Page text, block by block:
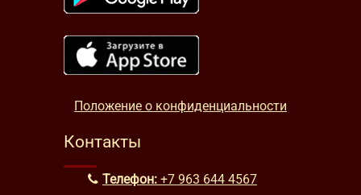
Положение о конфиденциальности
Контакты
Телефон: +7 963 644 4567